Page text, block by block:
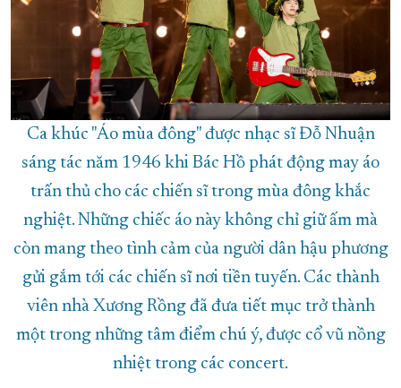
Ca khúc "Áo mùa đông" được nhạc sĩ Đỗ Nhuận
sáng tác năm 1946 khi Bác Hồ phát động may áo
trấn thủ cho các chiến sĩ trong mùa đông khắc
nghiệt. Những chiếc áo này không chỉ giữ ấm mà
còn mang theo tình cảm của người dân hậu phương
gửi gắm tới các chiến sĩ nơi tiền tuyến. Các thành
viên nhà Xương Rồng đã đưa tiết mục trở thành
một trong những tâm điểm chú ý, được cổ vũ nồng
nhiệt trong các concert.